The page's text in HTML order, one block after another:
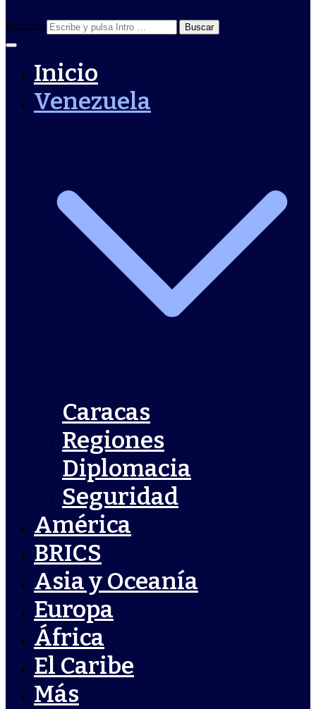
Buscar:
Inicio
Venezuela
Caracas
Regiones
Diplomacia
Seguridad
América
BRICS
Asia y Oceanía
Europa
África
El Caribe
Más